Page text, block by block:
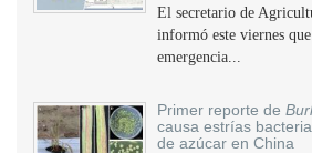
El secretario de
informó este viernes
emergencia...
Primer reporte de
causa estrías
de azúcar en China